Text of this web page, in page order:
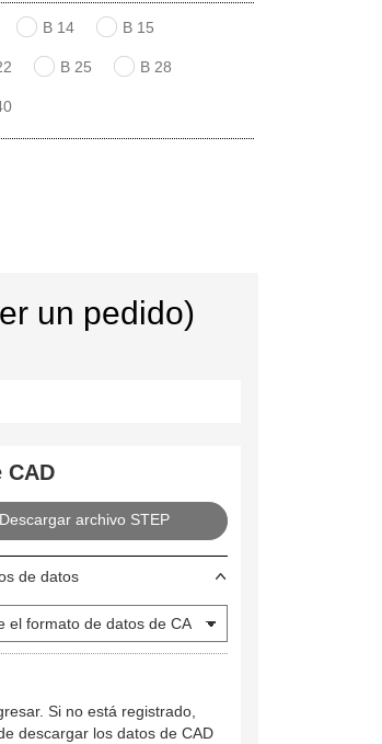
B 14 B 15
B 25 B 28
un pedido)
CAD
Descargar archivo STEP
de datos
Si no está registrado,
descargar los datos de CAD